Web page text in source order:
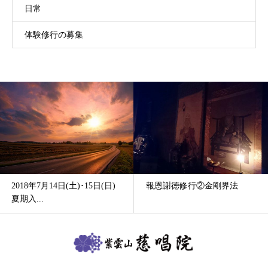
日常
体験修行の募集
報恩謝徳修行②金剛界法 令和二年度「年末大祭」